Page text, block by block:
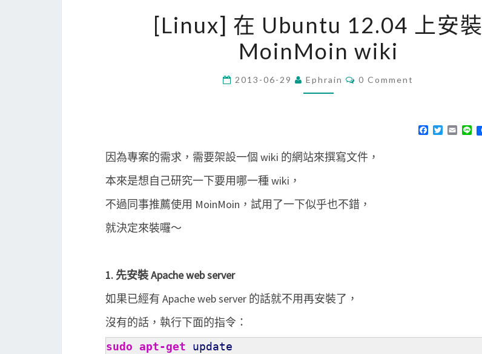
L
i
n
u
U
n
.
4
[Linux] 在 Ubuntu 12.04 上安裝
MoinMoin wiki
2013-06-29 Ephrain
C
0 Comment
F
T
E
L
因為專案的需求，需要架設一個 wiki 的網站來撰寫文件，
本來是想自己研究一下要用哪一種 wiki，
不過同事推薦使用 MoinMoin，試用了一下似乎也不錯，
就決定來裝囉～
1. 先安裝 Apache web server
如果已經有 Apache web server 的話就不用再安裝了，
沒有的話，執行下面的指令：
sudo apt-get update